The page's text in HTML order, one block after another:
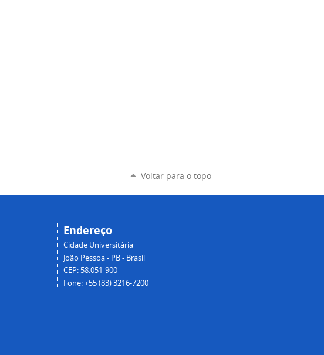
Voltar para o topo
Endereço
Cidade Universitária
João Pessoa - PB - Brasil
CEP: 58.051-900
Fone: +55 (83) 3216-7200